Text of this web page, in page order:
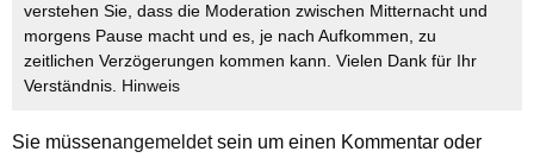
verstehen Sie, dass die Moderation zwischen Mitternacht und
morgens Pause macht und es, je nach Aufkommen, zu
zeitlichen Verzögerungen kommen kann. Vielen Dank für Ihr
Verständnis. Hinweis
Sie müssenangemeldetsein um einen Kommentar oder